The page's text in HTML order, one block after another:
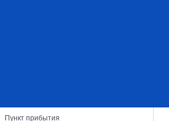
Пункт прибытия